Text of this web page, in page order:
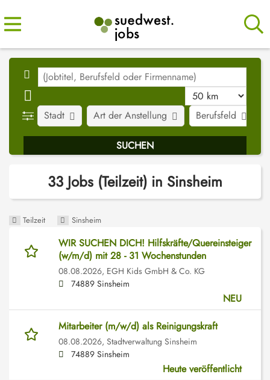
Stadt Art der Anstellung Berufsfeld
33 Jobs (Teilzeit) in Sinsheim
Teilzeit Sinsheim
WIR SUCHEN DICH! Hilfskräfte/Quereinsteiger
(w/m/d) mit 28 - 31 Wochenstunden
08.08.2026, EGH Kids GmbH & Co. KG
74889 Sinsheim
NEU
Mitarbeiter (m/w/d) als Reinigungskraft
08.08.2026, Stadtverwaltung Sinsheim
74889 Sinsheim
Heute veröffentlicht